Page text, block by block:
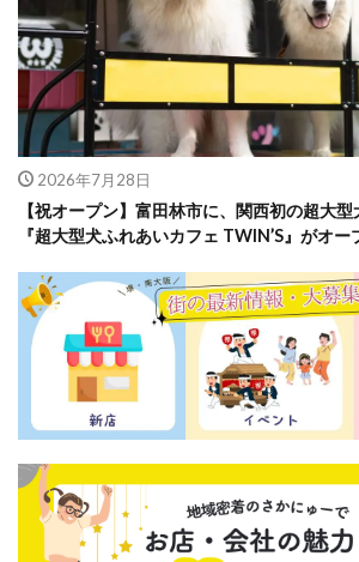
2026年7月28日
【祝オープン】富田林市に、関西初の超大
『超大型犬ふれあいカフェ TWIN’S』がオー